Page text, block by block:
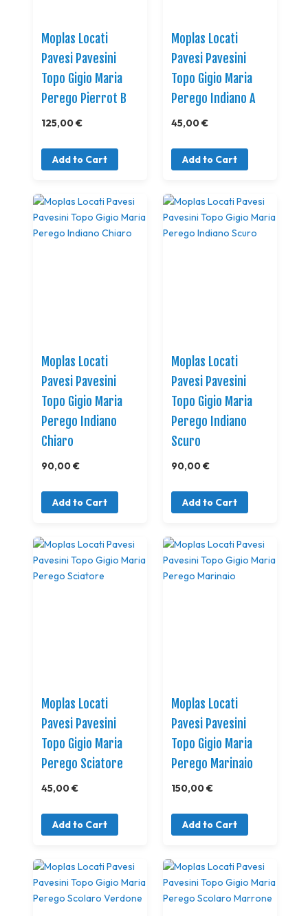
Moplas Locati
Pavesi Pavesini
Topo Gigio Maria
Perego Pierrot B
125,00 €
Add to Cart
Moplas Locati
Pavesi Pavesini
Topo Gigio Maria
Perego Indiano A
45,00 €
Add to Cart
Moplas Locati
Pavesi Pavesini
Topo Gigio Maria
Perego Indiano
Chiaro
90,00 €
Add to Cart
Moplas Locati
Pavesi Pavesini
Topo Gigio Maria
Perego Indiano
Scuro
90,00 €
Add to Cart
Moplas Locati
Pavesi Pavesini
Topo Gigio Maria
Perego Sciatore
45,00 €
Add to Cart
Moplas Locati
Pavesi Pavesini
Topo Gigio Maria
Perego Marinaio
150,00 €
Add to Cart